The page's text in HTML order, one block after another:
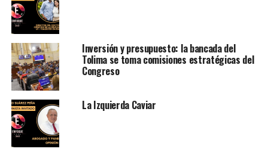
Inversión y presupuesto: la bancada del
Tolima se toma comisiones estratégicas del
Congreso
La Izquierda Caviar